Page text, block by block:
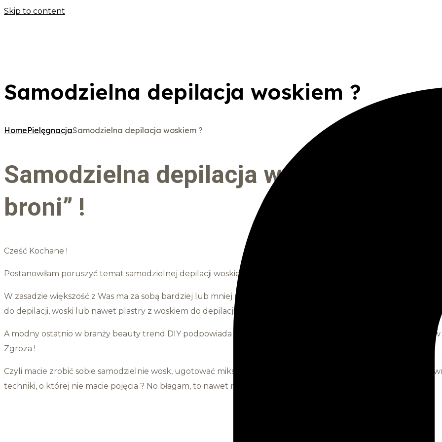
Skip to content
Samodzielna depilacja woskiem ?
HomePielęgnacjaSamodzielna depilacja woskiem ?
Samodzielna depilacja woskiem ?
broni” !
Cześć Kochane !
Postanowiłam poruszyć temat samodzielnej depilacji woskiem, bo wciąż słyszę od naszych Klientek opowieści
W zasadzie większość z Was ma za sobą bardziej lub mniej udane eksperymentowanie z samodzielnym
do depilacji, woski lub nawet plastry z woskiem do depilacji na zimno ! Że niby jak to ma działać ?
A modny ostatnio w branży beauty trend DIY podpowiada nawet jak wykonać samodzielnie wosk do depilacji
Zgroza !
Czyli macie zrobić sobie samodzielnie wosk, ugotować miksturę, a potem jeszcze wydepilować nią jeden z
techniki, o której nie macie pojęcia ? No błagam, to nawet nie głupota, to po prostu masochizm !